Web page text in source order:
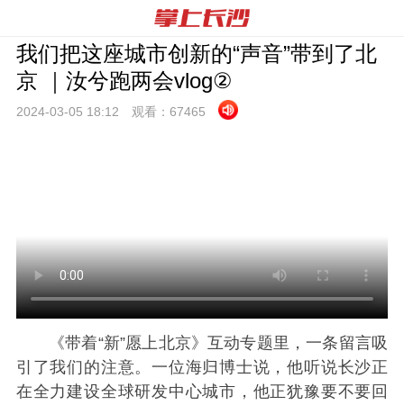
我们把这座城市创新的“声音”带到了北
京 ｜汝兮跑两会vlog②
2024-03-05 18:12 观看： 67465
《带着“新”愿上北京》互动专题里，一条留言吸
引了我们的注意。一位海归博士说，他听说长沙正
在全力建设全球研发中心城市，他正犹豫要不要回